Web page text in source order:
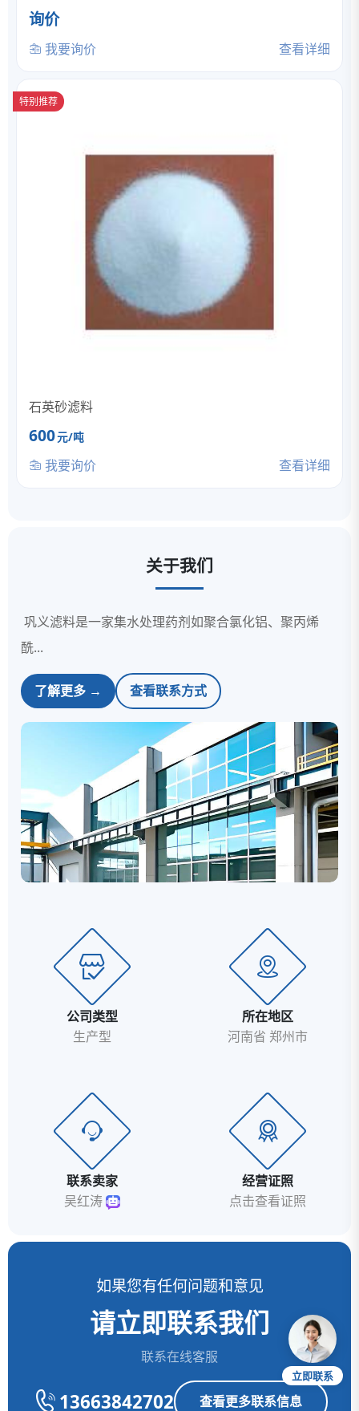
询价
我要询价 查看详细
特别推荐
石英砂滤料
600元/吨
我要询价 查看详细
关于我们
巩义滤料是一家集水处理药剂如聚合氯化铝、聚丙烯
酰...
了解更多 → 查看联系方式
公司类型
生产型
所在地区
河南省 郑州市
联系卖家
吴红涛
经营证照
点击查看证照
如果您有任何问题和意见
请立即联系我们
联系在线客服
13663842702 查看更多联系信息
立即联系